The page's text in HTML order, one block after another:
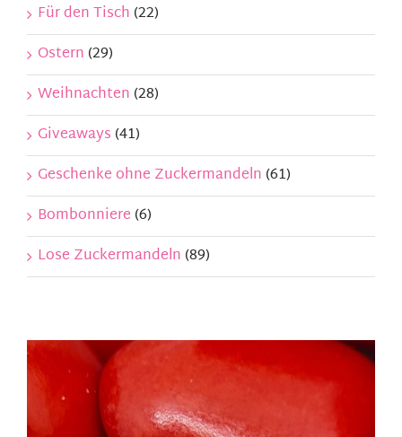
Für den Tisch (22)
Ostern (29)
Weihnachten (28)
Giveaways (41)
Geschenke ohne Zuckermandeln (61)
Bombonniere (6)
Lose Zuckermandeln (89)